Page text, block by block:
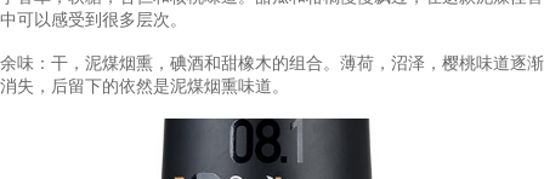
品鉴记录